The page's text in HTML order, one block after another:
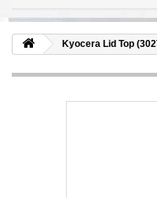
Kyocera Lid Top